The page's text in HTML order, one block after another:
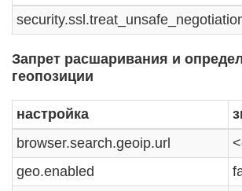
Запрет расшаривания и
геопозиции
настройка
browser.search.geoip.url
geo.enabled